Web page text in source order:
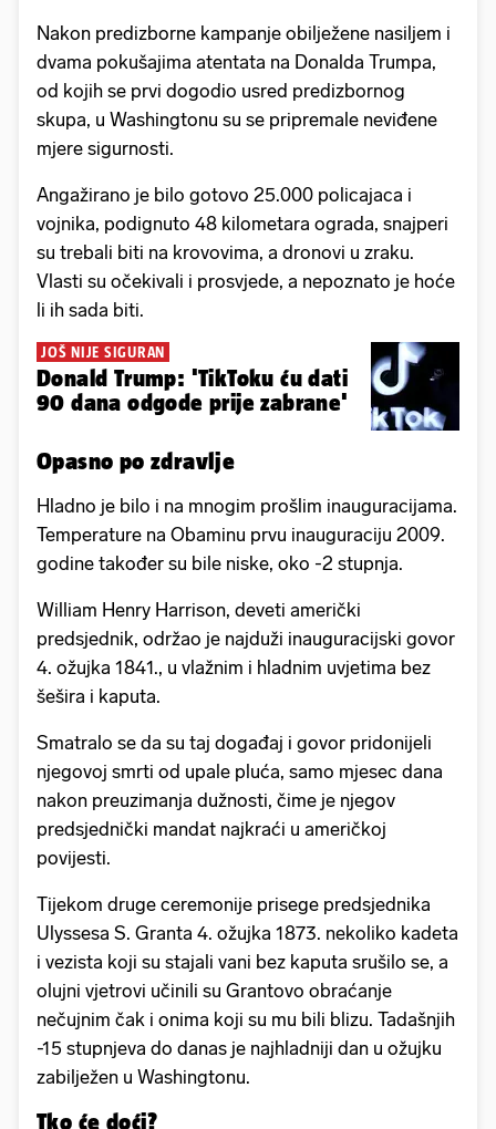
Nakon predizborne kampanje obilježene nasiljem i
dvama pokušajima atentata na Donalda Trumpa,
od kojih se prvi dogodio usred predizbornog
skupa, u Washingtonu su se pripremale neviđene
mjere sigurnosti.
Angažirano je bilo gotovo 25.000 policajaca i
vojnika, podignuto 48 kilometara ograda, snajperi
su trebali biti na krovovima, a dronovi u zraku.
Vlasti su očekivali i prosvjede, a nepoznato je hoće
li ih sada biti.
JOŠ NIJE SIGURAN
Donald Trump: 'TikToku ću dati
90 dana odgode prije zabrane'
Opasno po zdravlje
Hladno je bilo i na mnogim prošlim inauguracijama.
Temperature na Obaminu prvu inauguraciju 2009.
godine također su bile niske, oko -2 stupnja.
William Henry Harrison, deveti američki
predsjednik, održao je najduži inauguracijski govor
4. ožujka 1841., u vlažnim i hladnim uvjetima bez
šešira i kaputa.
Smatralo se da su taj događaj i govor pridonijeli
njegovoj smrti od upale pluća, samo mjesec dana
nakon preuzimanja dužnosti, čime je njegov
predsjednički mandat najkraći u američkoj
povijesti.
Tijekom druge ceremonije prisege predsjednika
Ulyssesa S. Granta 4. ožujka 1873. nekoliko kadeta
i vezista koji su stajali vani bez kaputa srušilo se, a
olujni vjetrovi učinili su Grantovo obraćanje
nečujnim čak i onima koji su mu bili blizu. Tadašnjih
-15 stupnjeva do danas je najhladniji dan u ožujku
zabilježen u Washingtonu.
Tko će doći?